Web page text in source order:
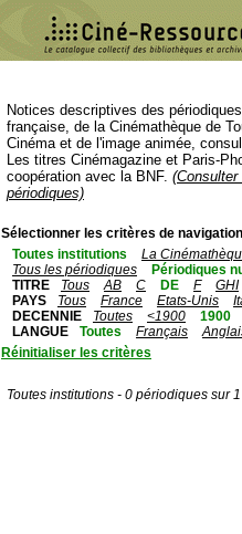
Notices descriptives des
française, de la Cinémathèque de
Cinéma et de l'image animée,
Les titres Cinémagazine et Paris-
coopération avec la BNF.
périodiques)
Sélectionner les critères de
Toutes institutions
La
Tous les périodiques
Périodiques
TITRE
Tous AB C DE F
GHI
PAYS
Tous France Etats-Unis
DECENNIE
Toutes <1900
1900
LANGUE
Toutes Français
Réinitialiser les critères
Toutes institutions - 0 périodiques sur